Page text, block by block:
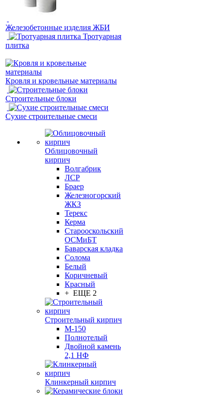
Железобетонные изделия ЖБИ
Тротуарная
плитка
Кровля и кровельные материалы
Строительные блоки
Сухие строительные смеси
Облицовочный
кирпич
Волгабрик
ЛСР
Браер
Железногорский
ЖКЗ
Терекс
Керма
Старооскольский
ОСМиБТ
Баварская кладка
Солома
Белый
Коричневый
Красный
+ ЕЩЕ 2
Строительный кирпич
М-150
Полнотелый
Двойной камень
2,1 НФ
Клинкерный кирпич